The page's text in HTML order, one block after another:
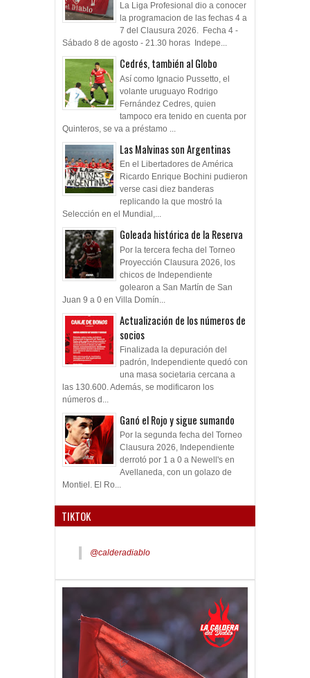
La Liga Profesional dio a conocer
la programacion de las fechas 4 a
7 del Clausura 2026. Fecha 4 -
Sábado 8 de agosto - 21.30 horas Indepe...
Cedrés, también al Globo
Así como Ignacio Pussetto, el
volante uruguayo Rodrigo
Fernández Cedres, quien
tampoco era tenido en cuenta por
Quinteros, se va a préstamo ...
Las Malvinas son Argentinas
En el Libertadores de América
Ricardo Enrique Bochini pudieron
verse casi diez banderas
replicando la que mostró la
Selección en el Mundial,...
Goleada histórica de la Reserva
Por la tercera fecha del Torneo
Proyección Clausura 2026, los
chicos de Independiente
golearon a San Martín de San
Juan 9 a 0 en Villa Domín...
Actualización de los números de
socios
Finalizada la depuración del
padrón, Independiente quedó con
una masa societaria cercana a
las 130.600. Además, se modificaron los
números d...
Ganó el Rojo y sigue sumando
Por la segunda fecha del Torneo
Clausura 2026, Independiente
derrotó por 1 a 0 a Newell's en
Avellaneda, con un golazo de
Montiel. El Ro...
TIKTOK
@calderadiablo